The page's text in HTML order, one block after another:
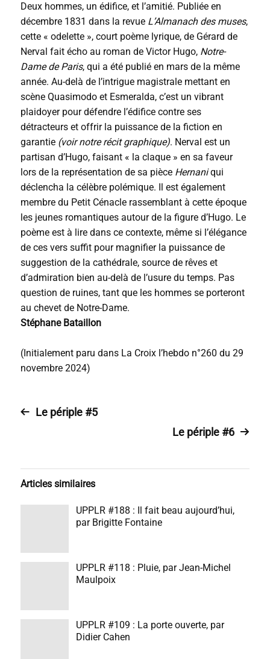
Deux hommes, un édifice, et l’amitié. Publiée en
décembre 1831 dans la revueL’Almanach des muses,
cette « odelette », court poème lyrique, de Gérard de
Nerval fait écho au roman de Victor Hugo, Notre-
Dame de Paris, qui a été publié en mars de la même
année. Au-delà de l’intrigue magistrale mettant en
scène Quasimodo et Esmeralda, c’est un vibrant
plaidoyer pour défendre l’édifice contre ses
détracteurs et offrir la puissance de la fiction en
garantie(voir notre récit graphique). Nerval est un
partisan d’Hugo, faisant « la claque » en sa faveur
lors de la représentation de sa pièce Hernaniqui
déclencha la célèbre polémique. Il est également
membre du Petit Cénacle rassemblant à cette époque
les jeunes romantiques autour de la figure d’Hugo. Le
poème est à lire dans ce contexte, même si l’élégance
de ces vers suffit pour magnifier la puissance de
suggestion de la cathédrale, source de rêves et
d’admiration bien au-delà de l’usure du temps. Pas
question de ruines, tant que les hommes se porteront
au chevet de Notre-Dame.
Stéphane Bataillon
(Initialement paru dans La Croix l’hebdo n°260 du 29
novembre 2024)
Le périple #5
Le périple #6
Articles similaires
UPPLR #188 : Il fait beau aujourd’hui,
par Brigitte Fontaine
UPPLR #118 : Pluie, par Jean-Michel
Maulpoix
UPPLR #109 : La porte ouverte, par
Didier Cahen